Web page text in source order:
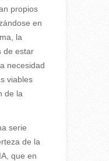
propios
en
la
de estar
necesidad
viables
de la
serie
de la
que en